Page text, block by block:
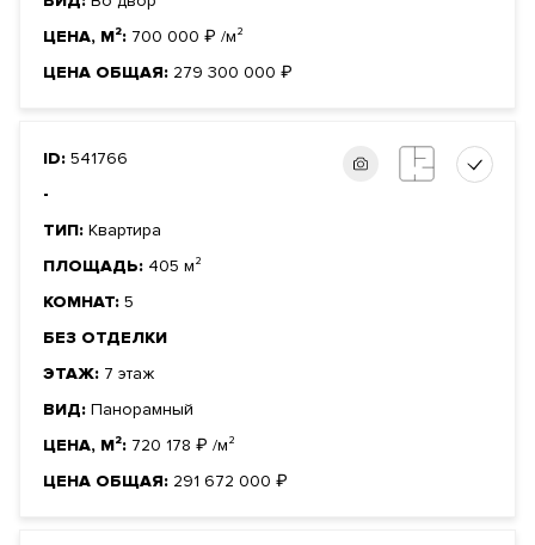
ЦЕНА, М²: 700 000 ₽ /м²
ЦЕНА ОБЩАЯ: 279 300 000 ₽
ID: 541766
-
ТИП: Квартира
ПЛОЩАДЬ: 405 м²
КОМНАТ: 5
БЕЗ ОТДЕЛКИ
ЭТАЖ: 7 этаж
ВИД: Панорамный
ЦЕНА, М²: 720 178 ₽ /м²
ЦЕНА ОБЩАЯ: 291 672 000 ₽